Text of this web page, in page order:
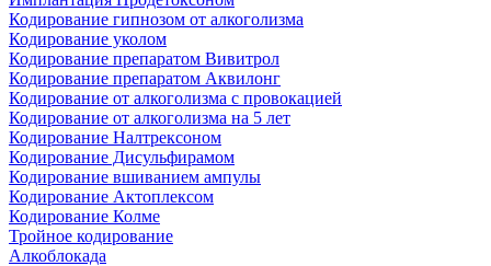
Кодирование гипнозом от алкоголизма
Кодирование уколом
Кодирование препаратом Вивитрол
Кодирование препаратом Аквилонг
Кодирование от алкоголизма с провокацией
Кодирование от алкоголизма на 5 лет
Кодирование Налтрексоном
Кодирование Дисульфирамом
Кодирование вшиванием ампулы
Кодирование Актоплексом
Кодирование Колме
Тройное кодирование
Алкоблокада